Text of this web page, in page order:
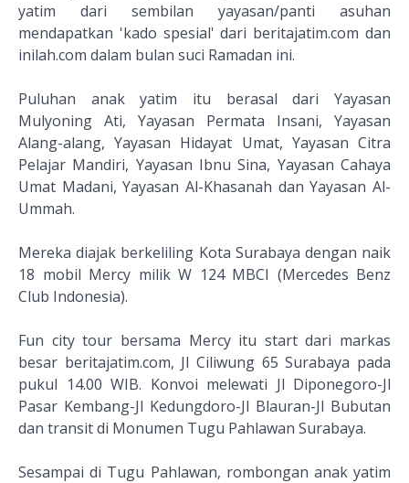
yatim dari sembilan yayasan/panti asuhan
mendapatkan 'kado spesial' dari beritajatim.com dan
inilah.com dalam bulan suci Ramadan ini.
Puluhan anak yatim itu berasal dari Yayasan
Mulyoning Ati, Yayasan Permata Insani, Yayasan
Alang-alang, Yayasan Hidayat Umat, Yayasan Citra
Pelajar Mandiri, Yayasan Ibnu Sina, Yayasan Cahaya
Umat Madani, Yayasan Al-Khasanah dan Yayasan Al-
Ummah.
Mereka diajak berkeliling Kota Surabaya dengan naik
18 mobil Mercy milik W 124 MBCI (Mercedes Benz
Club Indonesia).
Fun city tour bersama Mercy itu start dari markas
besar beritajatim.com, Jl Ciliwung 65 Surabaya pada
pukul 14.00 WIB. Konvoi melewati Jl Diponegoro-Jl
Pasar Kembang-Jl Kedungdoro-Jl Blauran-Jl Bubutan
dan transit di Monumen Tugu Pahlawan Surabaya.
Sesampai di Tugu Pahlawan, rombongan anak yatim